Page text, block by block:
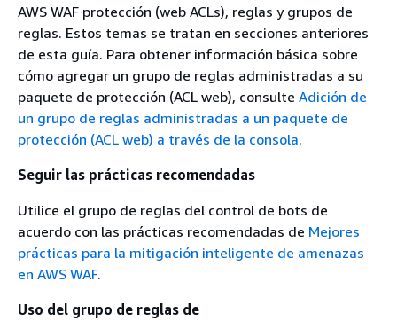
AWS WAF protección (web ACLs), reglas y grupos de
reglas. Estos temas se tratan en secciones anteriores
de esta guía. Para obtener información básica sobre
cómo agregar un grupo de reglas administradas a su
paquete de protección (ACL web), consulte Adición de
un grupo de reglas administradas a un paquete de
protección (ACL web) a través de la consola.
Seguir las prácticas recomendadas
Utilice el grupo de reglas del control de bots de
acuerdo con las prácticas recomendadas de Mejores
prácticas para la mitigación inteligente de amenazas
en AWS WAF.
Uso del grupo de reglas de